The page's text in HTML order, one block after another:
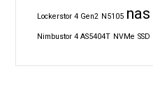
Lockerstor 4 Gen2 N5105 nas
Nimbustor 4 AS5404T NVMe SSD